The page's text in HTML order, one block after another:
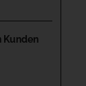
Kunden